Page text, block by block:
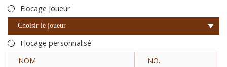
Flocage joueur
Choisir le joueur
Flocage personnalisé